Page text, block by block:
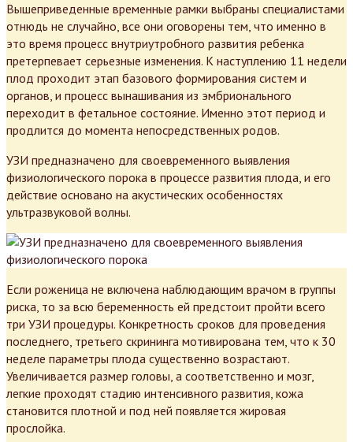
Вышеприведенные временные рамки выбраны специалистами
отнюдь не случайно, все они оговорены тем, что именно в
это время процесс внутриутробного развития ребенка
претерпевает серьезные изменения. К наступлению 11 недели
плод проходит этап базового формирования систем и
органов, и процесс вынашивания из эмбрионального
переходит в фетальное состояние. Именно этот период и
продлится до момента непосредственных родов.
УЗИ предназначено для своевременного выявления
физиологического порока в процессе развития плода, и его
действие основано на акустических особенностях
ультразвуковой волны.
Если роженица не включена наблюдающим врачом в группы
риска, то за всю беременность ей предстоит пройти всего
три УЗИ процедуры. Конкретность сроков для проведения
последнего, третьего скрининга мотивирована тем, что к 30
неделе параметры плода существенно возрастают.
Увеличивается размер головы, а соответственно и мозг,
легкие проходят стадию интенсивного развития, кожа
становится плотной и под ней появляется жировая
прослойка.